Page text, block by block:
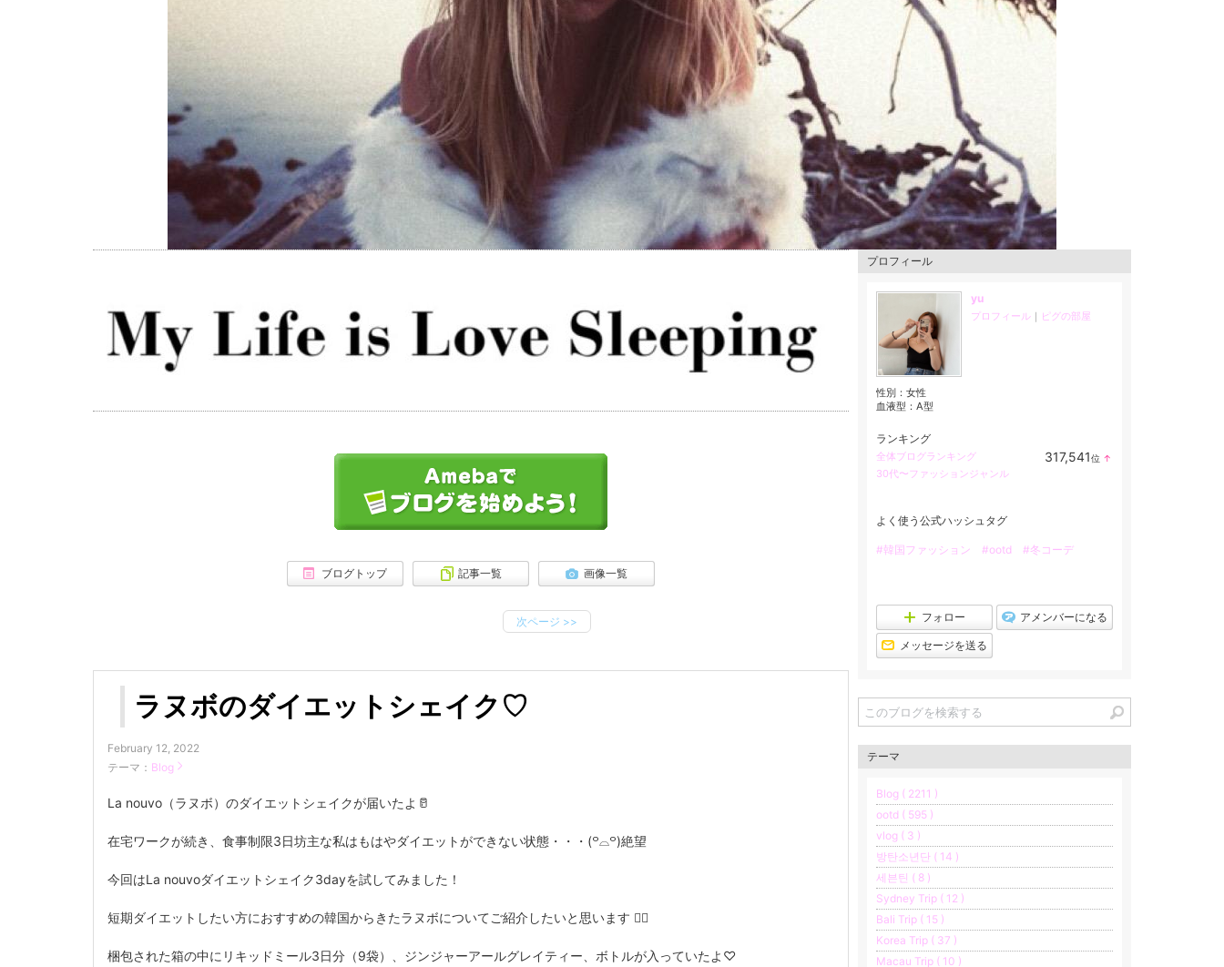
ブログトップ 記事一覧 画像一覧
次ページ >>
ラヌボのダイエットシェイク♡
February 12, 2022
テーマ： Blog
La nouvo（ラヌボ）のダイエットシェイクが届いたよ🥛
在宅ワークが続き、食事制限3日坊主な私はもはやダイエットができない状態・・・(꒪⌓꒪)絶望
今回はLa nouvoダイエットシェイク3dayを試してみました！
短期ダイエットしたい方におすすめの韓国からきたラヌボについてご紹介したいと思います ✍🏻
梱包された箱の中にリキッドミール3日分（9袋）、ジンジャーアールグレイティー、ボトルが入っていたよ♡
プロフィール
yu
プロフィール ｜ ピグの部屋
性別： 女性
血液型： A型
ランキング
全体ブログランキング 317,541位 ↑
30代〜ファッションジャンル
よく使う公式ハッシュタグ
#韓国ファッション #ootd #冬コーデ
フォロー アメンバーになる
メッセージを送る
テーマ
Blog ( 2211 )
ootd ( 595 )
vlog ( 3 )
방탄소년단 ( 14 )
세븐틴 ( 8 )
Sydney Trip ( 12 )
Bali Trip ( 15 )
Korea Trip ( 37 )
Macau Trip ( 10 )